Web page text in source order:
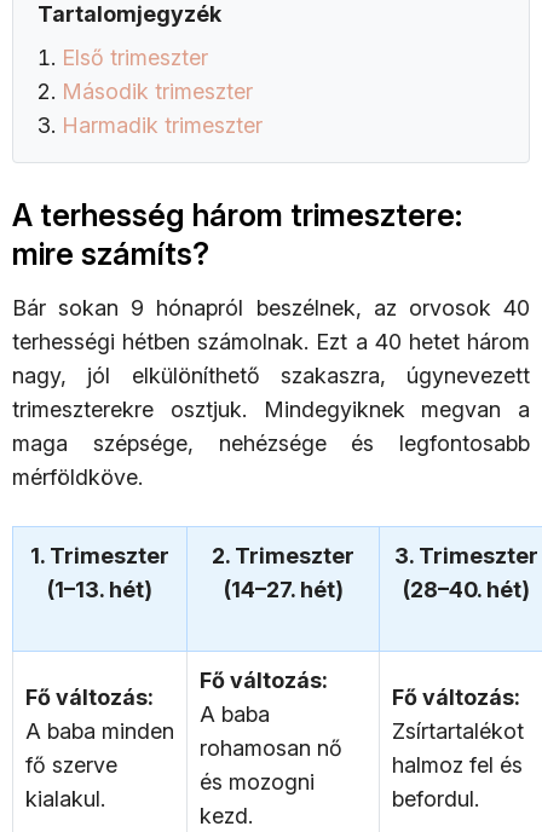
Tartalomjegyzék
Első trimeszter
Második trimeszter
Harmadik trimeszter
A terhesség három trimesztere:
mire számíts?
Bár sokan 9 hónapról beszélnek, az orvosok 40
terhességi hétben számolnak. Ezt a 40 hetet három
nagy, jól elkülöníthető szakaszra, úgynevezett
trimeszterekre osztjuk. Mindegyiknek megvan a
maga szépsége, nehézsége és legfontosabb
mérföldköve.
1. Trimeszter
(1–13. hét)
2. Trimeszter
(14–27. hét)
3. Trimeszter
(28–40. hét)
Fő változás:
A baba minden
fő szerve
kialakul.
Fő változás:
A baba
rohamosan nő
és mozogni
kezd.
Fő változás:
Zsírtartalékot
halmoz fel és
befordul.